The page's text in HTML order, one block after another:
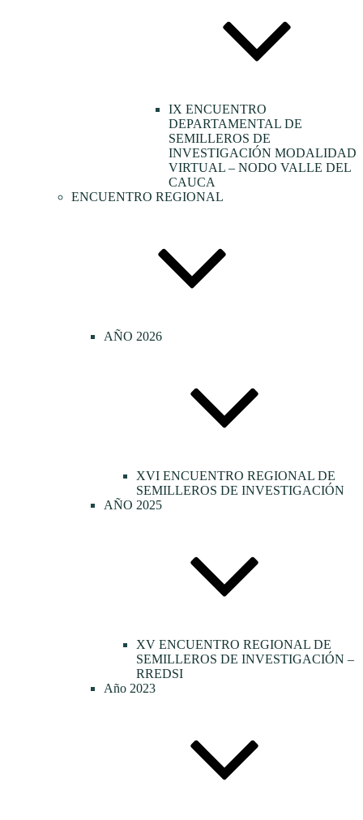
IX ENCUENTRO
DEPARTAMENTAL DE
SEMILLEROS DE
INVESTIGACIÓN MODALIDAD
VIRTUAL – NODO VALLE DEL
CAUCA
ENCUENTRO REGIONAL
AÑO 2026
XVI ENCUENTRO REGIONAL DE
SEMILLEROS DE INVESTIGACIÓN
AÑO 2025
XV ENCUENTRO REGIONAL DE
SEMILLEROS DE INVESTIGACIÓN –
RREDSI
Año 2023